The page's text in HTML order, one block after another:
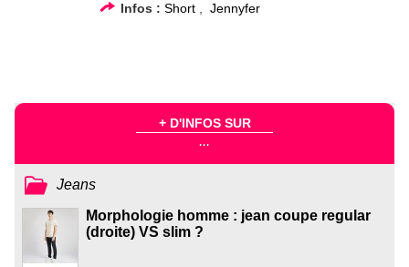
Infos : Short, Jennyfer
+ D'INFOS SUR
...
Jeans
Morphologie homme : jean coupe regular
(droite) VS slim ?